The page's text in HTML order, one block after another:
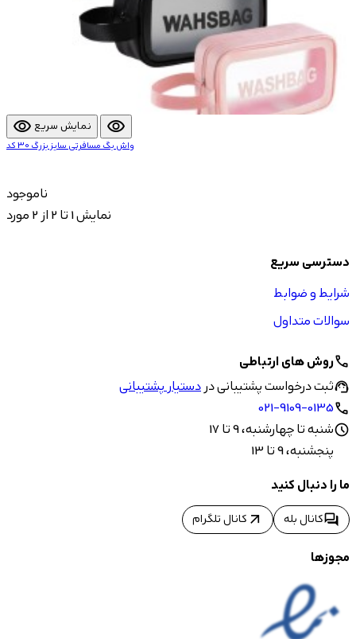
visibility نمایش سریع visibility
واش بگ مسافرتی سایز بزرگ 30 کد
ناموجود
نمایش 1 تا 2 از 2 مورد
دسترسی سریع
شرایط و ضوابط
سوالات متداول
callروش های ارتباطی
support_agentثبت درخواست پشتیبانی دردستیار پشتیبانی
call
021-9109-0135
scheduleشنبه تا چهارشنبه، 9 تا 17
پنجشنبه، 9 تا 13
ما را دنبال کنید
forumکانال بله arrow_outward کانال تلگرام
مجوزها